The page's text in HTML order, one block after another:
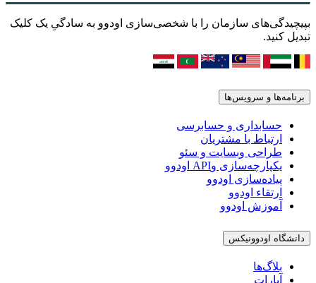
بپیچیدگی‌های سازمان را با شخصی‌سازی اودوو به سادگیِ یک کلیک
تبدیل کنید.
برنامه‌ها و سرویس‌ها
حسابداری و حسابرسی
ارتباط با مشتریان
طراحی وبسایت و سئو
یکپارچه‌سازی وAPI اودوو
پیاده‌سازی اودوو
ارتقاء اودوو
آموزش اودوو
دانشگاه اودوونیکس
بلاگ‌ها
آپارات